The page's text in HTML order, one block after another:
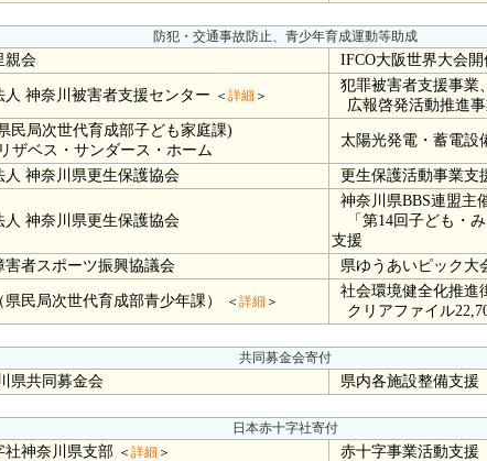
防犯・交通事故防止、青少年育成運動等助成
親会 IFCO大阪世界大会
人 神奈川被害者支援センター ＜ 詳細 ＞
犯罪被害者支援事業、
広報啓発活動推進事
民局次世代育成部子ども家庭課)
ザベス・サンダース・ホーム
太陽光発電・蓄電設
人 神奈川県更生保護協会 更生保護活動事業支
人 神奈川県更生保護協会
神奈川県BBS連盟主
「第14回子ども・
支援
害者スポーツ振興協議会 県ゆうあいピック大
民局次世代育成部青少年課） ＜ 詳細 ＞
社会環境健全化推進
クリアファイル
共同募金会寄付
県共同募金会 県内各施設整備支援
日本赤十字社寄付
社神奈川県支部 ＜ 詳細 ＞ 赤十字事業活動支援